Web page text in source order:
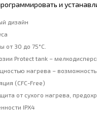
и
дизайн
от 30 до 75°С.
Protect tank –
нагрева –
(CFC-Free)
от сухого нагрева,
IPX4